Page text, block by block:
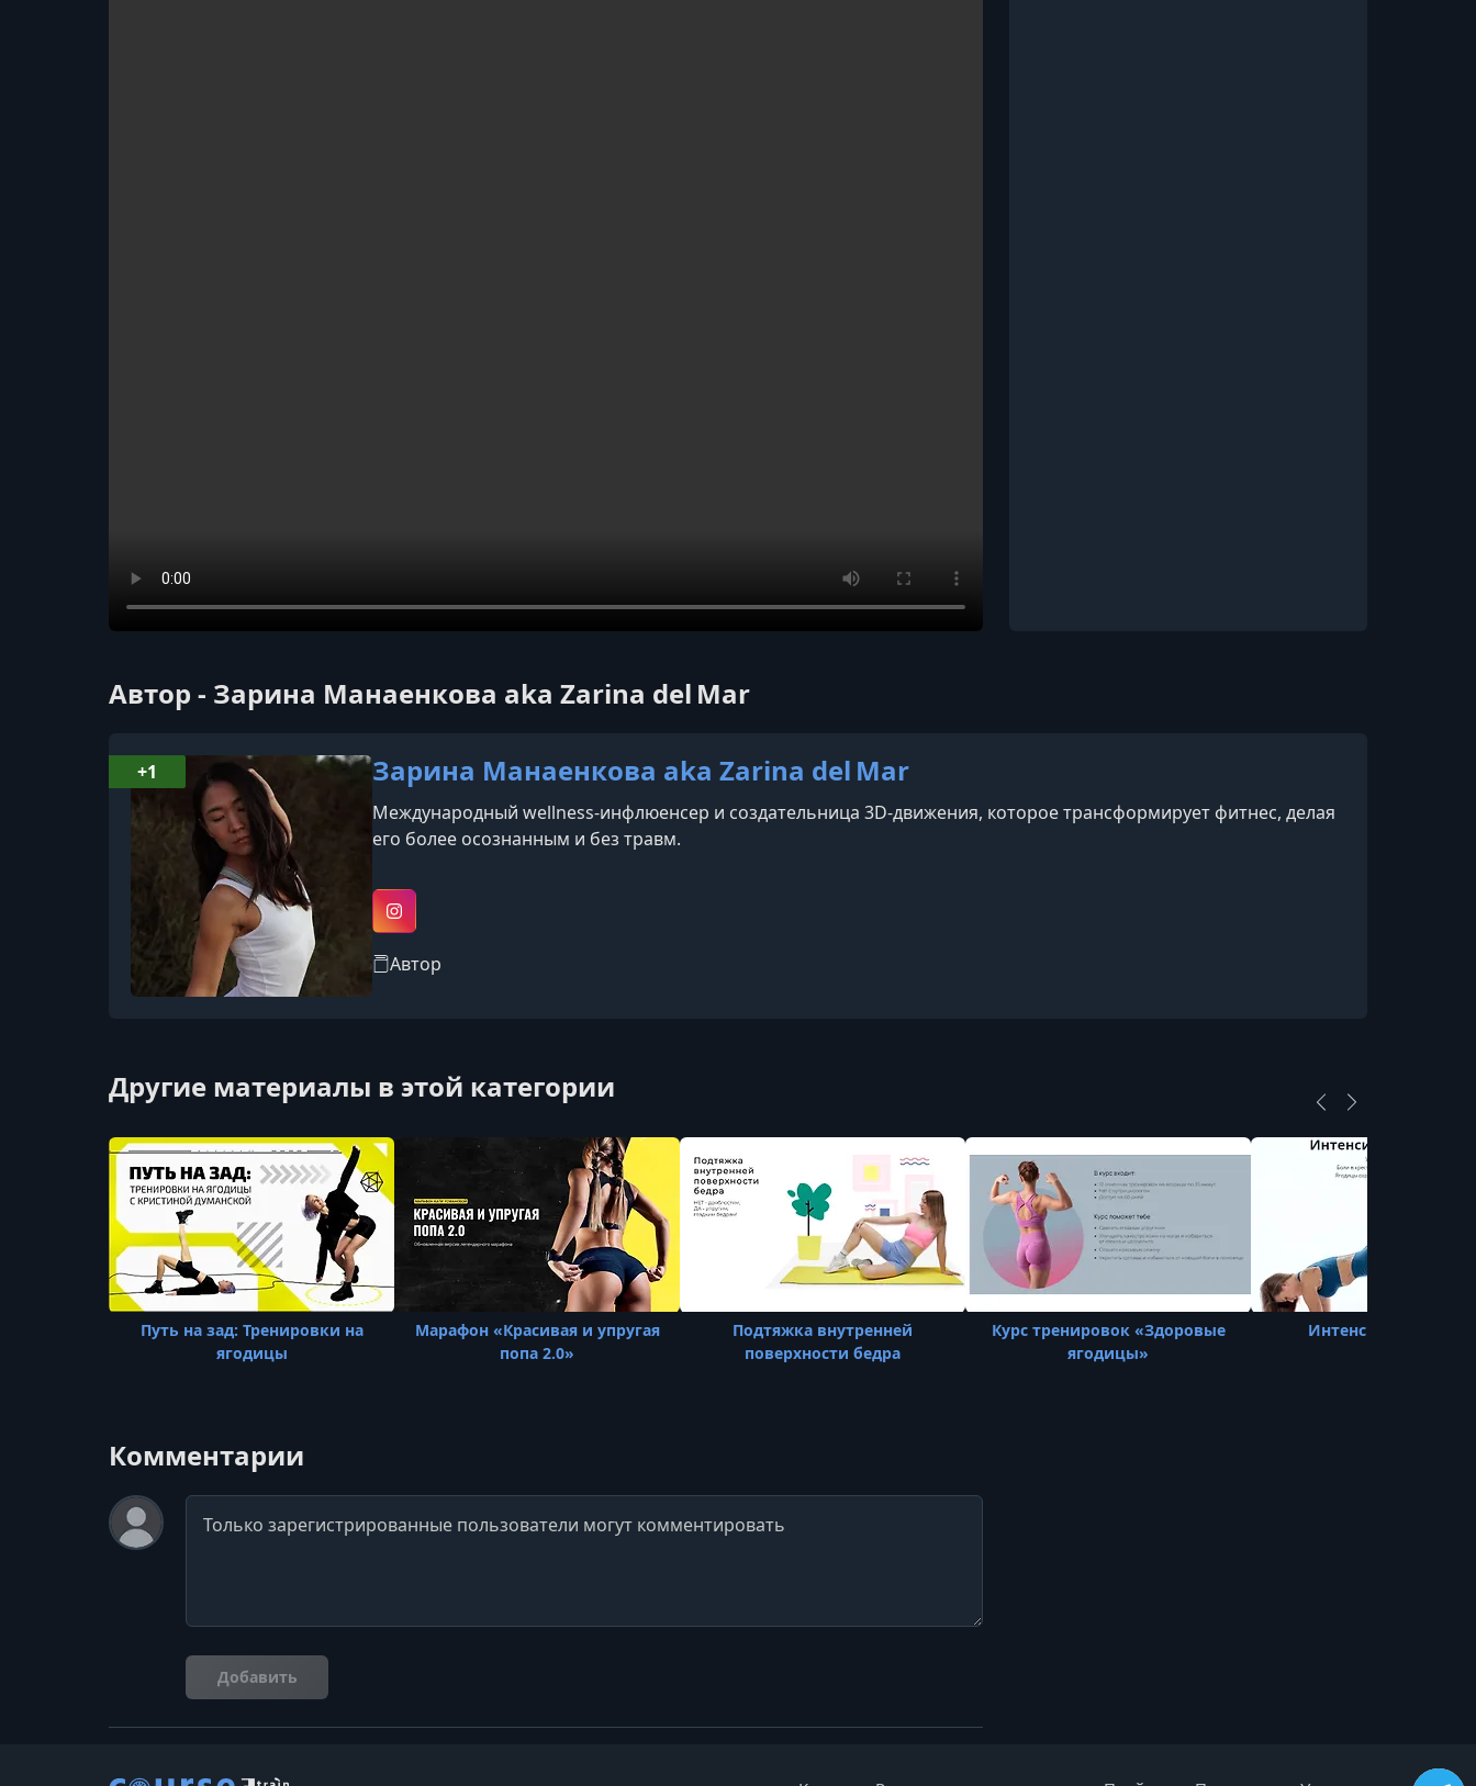
Автор - Зарина Манаенкова aka Zarina del Mar
Зарина Манаенкова aka Zarina del Mar
Международный wellness‑инфлюенсер и создательница 3D‑движения, которое трансформирует фитнес, делая
его более осознанным и без травм.
Instagram
Автор
+1
Другие материалы в этой категории
Путь на зад: Тренировки на
ягодицы
Марафон «Красивая и упругая
попа 2.0»
Подтяжка внутренней
поверхности бедра
Курс тренировок «Здоровые
ягодицы»
Интенсив
Комментарии
Комментарий
Добавить